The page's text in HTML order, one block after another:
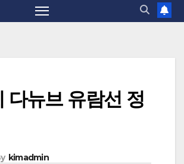
다뉴브 유람선 정
kimadmin